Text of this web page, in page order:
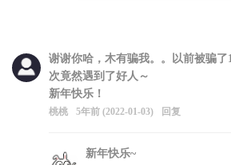
谢谢你哈，木有骗我。。以前被骗了
次竟然遇到了好人～
新年快乐！
桃桃 5年前 (2022-01-03) 回复
新年快乐~